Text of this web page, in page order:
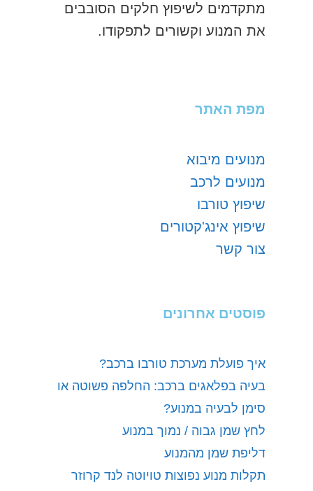
מתקדמים לשיפוץ חלקים הסובבים
את המנוע וקשורים לתפקודו.
מפת האתר
מנועים מיבוא
מנועים לרכב
שיפוץ טורבו
שיפוץ אינג'קטורים
צור קשר
פוסטים אחרונים
איך פועלת מערכת טורבו ברכב?
בעיה בפלאגים ברכב: החלפה פשוטה או
סימן לבעיה במנוע?
לחץ שמן גבוה / נמוך במנוע
דליפת שמן מהמנוע
תקלות מנוע נפוצות טויוטה לנד קרוזר